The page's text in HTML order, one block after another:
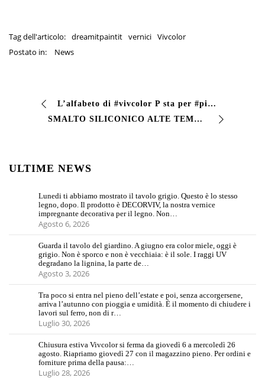
Tag dell'articolo: dreamitpaintit vernici Vivcolor
Postato in:
News
L’alfabeto di #vivcolor P sta per #pigmenti I pigmenti sono prodotti solidi impiegati in forma di polvere di diverse granulometrie, insolubili nel mezzo ver…
SMALTO SILICONICO ALTE TEMPERATURE NERO vernice siliconica nera max 600°C Pittura siliconica monocomponente dotata di ottima resistenza alle temperature …
ULTIME NEWS
Lunedi ti abbiamo mostrato il tavolo grigio. Questo è lo stesso
legno, dopo. Il prodotto è DECORVIV, la nostra vernice
impregnante decorativa per il legno. Non…
Agosto 6, 2026
Guarda il tavolo del giardino. A giugno era color miele, oggi è
grigio. Non è sporco e non è vecchiaia: è il sole. I raggi UV
degradano la lignina, la parte de…
Agosto 3, 2026
Tra poco si entra nel pieno dell’estate e poi, senza accorgersene,
arriva l’autunno con pioggia e umidità. È il momento di chiudere i
lavori sul ferro, non di r…
Luglio 30, 2026
Chiusura estiva Vivcolor si ferma da giovedì 6 a mercoledì 26
agosto. Riapriamo giovedì 27 con il magazzino pieno. Per ordini e
forniture prima della pausa:…
Luglio 28, 2026